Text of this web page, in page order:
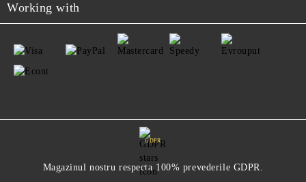
Working with
GDPR
Magazinul nostru respecta 100% prevederile GDPR.